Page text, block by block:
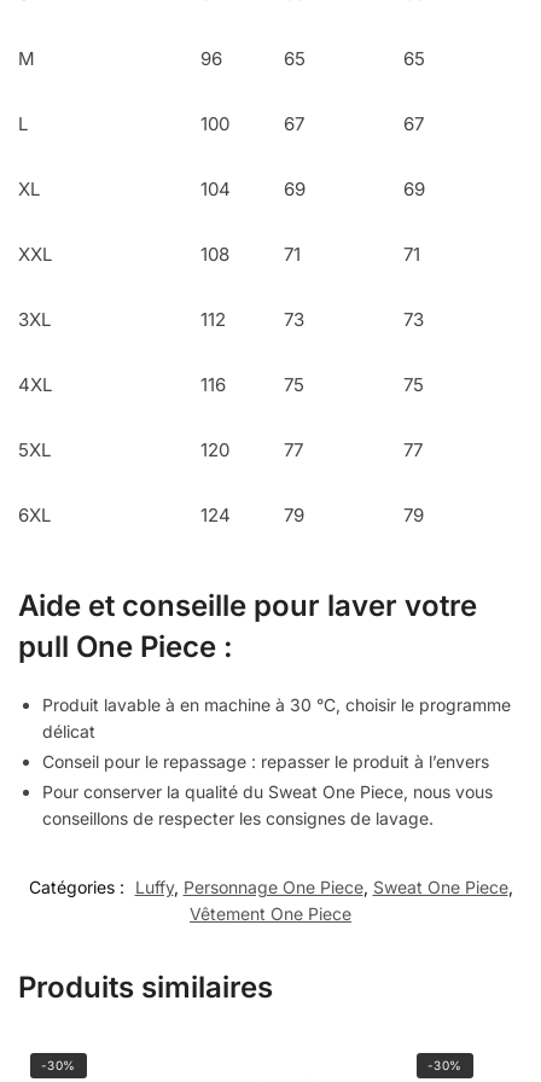
M 96 65 65
L 100 67 67
XL 104 69 69
XXL 108 71 71
3XL 112 73 73
4XL 116 75 75
5XL 120 77 77
6XL 124 79 79
Aide et conseille pour laver votre
pull One Piece :
Produit lavable à en machine à 30 °C, choisir le programme
délicat
Conseil pour le repassage : repasser le produit à l’envers
Pour conserver la qualité du Sweat One Piece, nous vous
conseillons de respecter les consignes de lavage.
Catégories : Luffy, Personnage One Piece, Sweat One Piece,
Vêtement One Piece
Produits similaires
-30% -30%